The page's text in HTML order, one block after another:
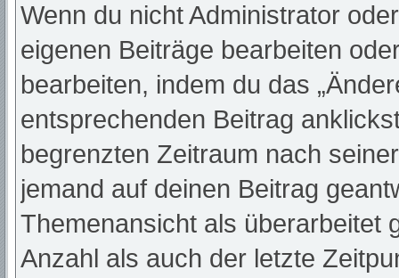
Wenn du nicht Administrator
eigenen Beiträge bearbeiten
bearbeiten, indem du das
entsprechenden Beitrag
begrenzten Zeitraum nach
jemand auf deinen Beitrag
Themenansicht als überarbeitet
Anzahl als auch der letzte